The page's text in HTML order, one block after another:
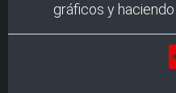
gráficos y